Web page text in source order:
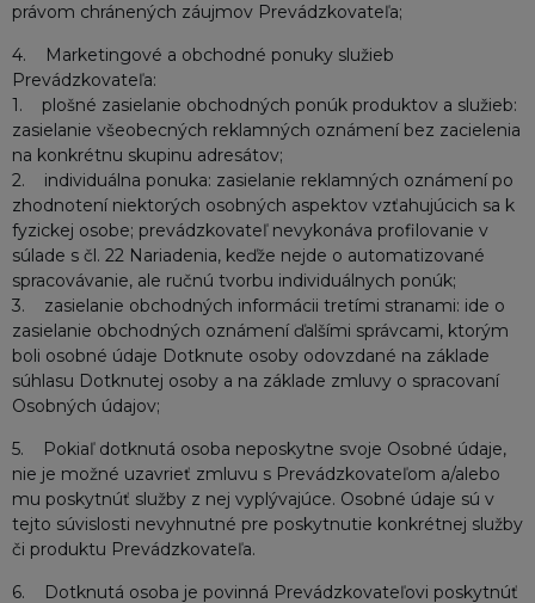
právom chránených záujmov Prevádzkovateľa;
4. Marketingové a obchodné ponuky služieb
Prevádzkovateľa:
1. plošné zasielanie obchodných ponúk produktov a služieb:
zasielanie všeobecných reklamných oznámení bez zacielenia
na konkrétnu skupinu adresátov;
2. individuálna ponuka: zasielanie reklamných oznámení po
zhodnotení niektorých osobných aspektov vzťahujúcich sa k
fyzickej osobe; prevádzkovateľ nevykonáva profilovanie v
súlade s čl. 22 Nariadenia, keďže nejde o automatizované
spracovávanie, ale ručnú tvorbu individuálnych ponúk;
3. zasielanie obchodných informácii tretími stranami: ide o
zasielanie obchodných oznámení ďalšími správcami, ktorým
boli osobné údaje Dotknute osoby odovzdané na základe
súhlasu Dotknutej osoby a na základe zmluvy o spracovaní
Osobných údajov;
5. Pokiaľ dotknutá osoba neposkytne svoje Osobné údaje,
nie je možné uzavrieť zmluvu s Prevádzkovateľom a/alebo
mu poskytnúť služby z nej vyplývajúce. Osobné údaje sú v
tejto súvislosti nevyhnutné pre poskytnutie konkrétnej služby
či produktu Prevádzkovateľa.
6. Dotknutá osoba je povinná Prevádzkovateľovi poskytnúť